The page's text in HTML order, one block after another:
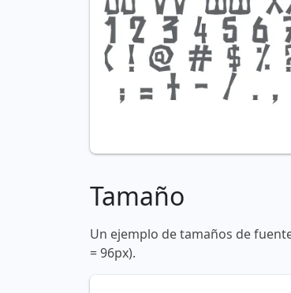
Tamaño
Un ejemplo de tamaños de
= 96px).